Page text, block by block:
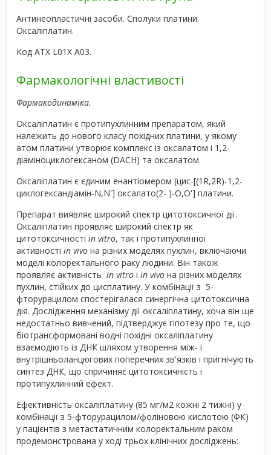
Антинеопластичні засоби. Сполуки платини.
Оксаліплатин.
Код АТХ L01Х А03.
Фармакологічні властивості
Фармакодинаміка.
Оксаліплатин є протипухлинним препаратом, який
належить до нового класу похідних платини, у якому
атом платини утворює комплекс із оксалатом і 1,2-
діаміноциклогексаном (DACH) та оксалатом.
Оксаліплатин є єдиним енантіомером (цис-[(1R,2R)-1,2-
циклогександіамін-N,N'] оксалато(2- )-O,O'] платини.
Препарат виявляє широкий спектр цитотоксичної дії.
Оксаліплатин проявляє широкий спектр як
цитотоксичності in vitro, так і протипухлинної
активності in vivo на різних моделях пухлин, включаючи
моделі колоректального раку людини. Він також
проявляє активність in vitro і in vivo на різних моделях
пухлин, стійких до цисплатину. У комбінації з 5-
фторурацилом спостерігалася синергічна цитотоксична
дія. Дослідження механізму дії оксаліплатину, хоча він ще
недостатньо вивчений, підтверджує гіпотезу про те, що
біотрансформовані водні похідні оксаліплатину
взаємодіють із ДНК шляхом утворення між- і
внутрішньоланцюгових поперечних зв'язків і пригнічують
синтез ДНК, що спричиняє цитотоксичність і
протипухлинний ефект.
Ефективність оксаліплатину (85 мг/м2 кожні 2 тижні) у
комбінації з 5-фторурацилом/фоліновою кислотою (ФК)
у пацієнтів з метастатичним колоректальним раком
продемонстрована у ході трьох клінічних досліджень: